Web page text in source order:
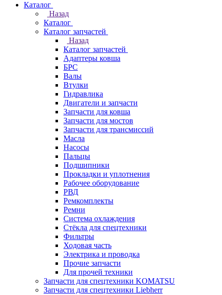
Каталог
Назад
Каталог
Каталог запчастей
Назад
Каталог запчастей
Адаптеры ковша
БРС
Валы
Втулки
Гидравлика
Двигатели и запчасти
Запчасти для ковша
Запчасти для мостов
Запчасти для трансмиссий
Масла
Насосы
Пальцы
Подшипники
Прокладки и уплотнения
Рабочее оборудование
РВД
Ремкомплекты
Ремни
Система охлаждения
Стёкла для спецтехники
Фильтры
Ходовая часть
Электрика и проводка
Прочие запчасти
Для прочей техники
Запчасти для спецтехники KOMATSU
Запчасти для спецтехники Liebherr